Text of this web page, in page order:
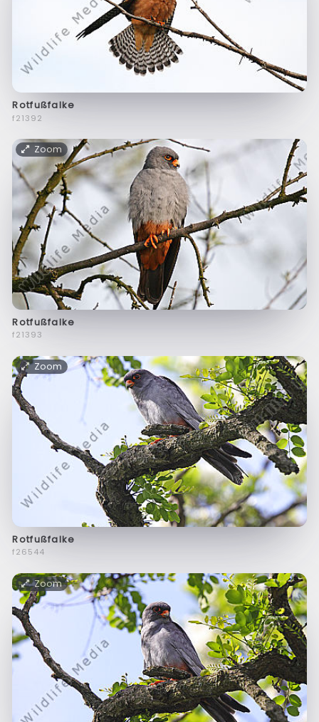
Rotfußfalke
f21392
Zoom
Rotfußfalke
f21393
Zoom
Rotfußfalke
f26544
Zoom